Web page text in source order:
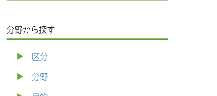
分野から探す
区分
分野